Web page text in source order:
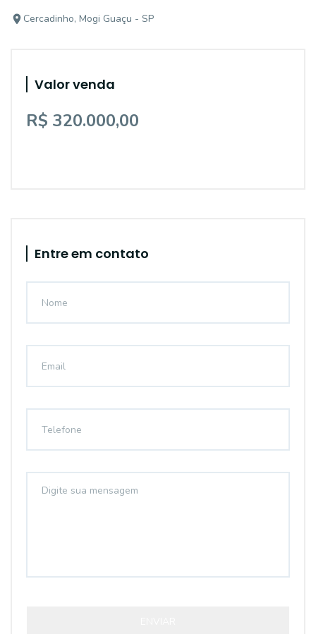
Cercadinho, Mogi Guaçu - SP
Valor venda
R$ 320.000,00
Entre em contato